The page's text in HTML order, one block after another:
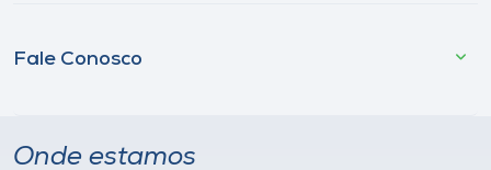
Fale Conosco
Onde estamos